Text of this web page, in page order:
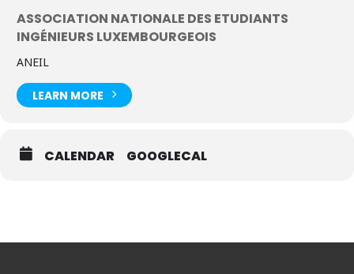
ASSOCIATION NATIONALE DES ETUDIANTS
INGÉNIEURS LUXEMBOURGEOIS
ANEIL
LEARN MORE
CALENDAR GOOGLECAL